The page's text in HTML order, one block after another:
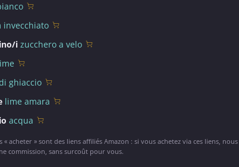
invecchiato
izucchero a velo
ghiaccio
lime amara
acqua
« acheter » sont des liens affiliés Amazon : si vous achetez via ces liens, nous
commission, sans surcoût pour vous.